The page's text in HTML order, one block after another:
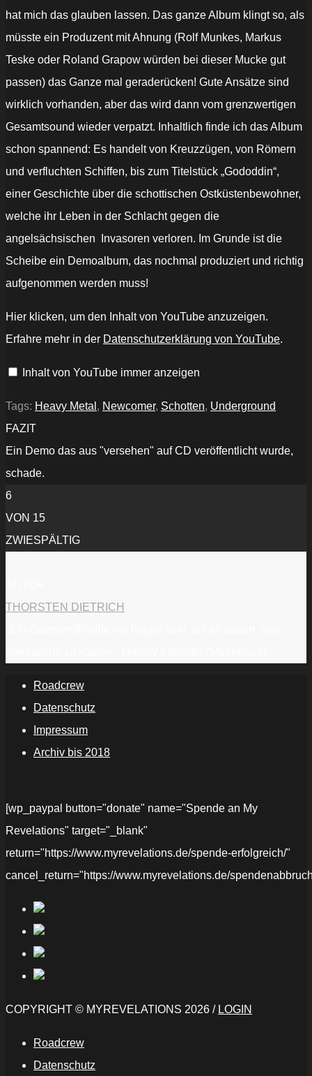
hat mich das glauben lassen. Das ganze Album klingt so, als
müsste ein Produzent mit Ahnung (Rolf Munkes, Markus
Teske oder Roland Grapow würden bei dieser Mucke gut
passen) das Ganze mal geraderücken! Gute Ansätze sind
wirklich vorhanden, aber das wird dann vom grenzwertigen
Gesamtsound wieder verpatzt. Inhaltlich finde ich das Album
schon spannend: Es handelt von Kreuzzügen, von Römern
und verfluchten Schiffen, bis zum Titelstück „Gododdin“,
einer Geschichte über die schottischen Ostküstenbewohner,
welche ihr Leben in der Schlacht gegen die
angelsächsischen Invasoren verloren. Im Grunde ist die
Scheibe ein Demoalbum, das nochmal produziert und richtig
aufgenommen werden muss!
„Midnight
Force
The
Kiev“
anzeigen
Hier klicken, um den Inhalt von YouTube anzuzeigen.
Erfahre mehr in der Datenschutzerklärung von YouTube.
Inhalt von YouTube immer anzeigen
Tags: Heavy Metal , Newcomer, Schotten, Underground
FAZIT
Ein Demo das aus "versehen" auf CD veröffentlicht wurde,
schade.
6
VON 15
ZWIESPÄLTIG
THORSTEN DIETRICH
Roadcrew
Datenschutz
Impressum
Archiv bis 2018
[wp_paypal button="donate" name="Spende an My
Revelations" target="_blank"
return="https://www.myrevelations.de/spende-erfolgreich/"
cancel_return="https://www.myrevelations.de/
COPYRIGHT © MYREVELATIONS 2026 / LOGIN
Roadcrew
Datenschutz